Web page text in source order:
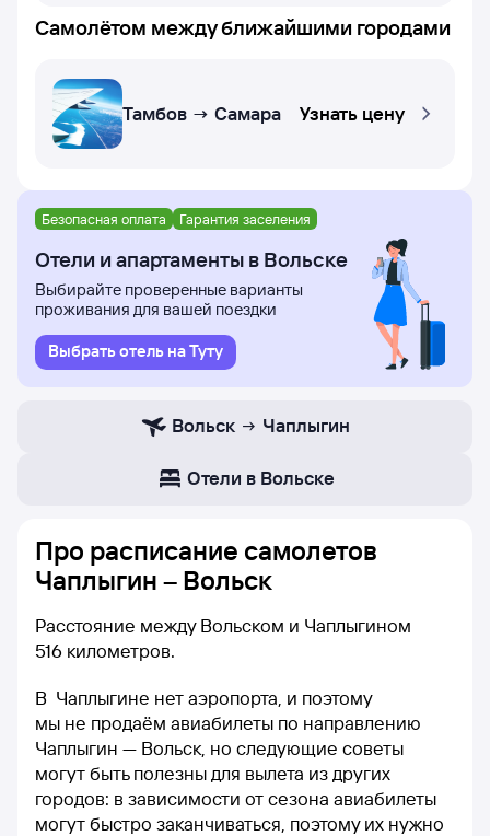
Самолётом между ближайшими городами
Тамбов → Самара Узнать цену
Безопасная оплата Гарантия заселения
Отели и апартаменты в Вольске
Выбирайте проверенные варианты
проживания для вашей поездки
Выбрать отель на Туту
Вольск Чаплыгин
Отели в Вольске
Про расписание самолетов
Чаплыгин – Вольск
Расстояние между Вольском и Чаплыгином
516 километров.
В Чаплыгине нет аэропорта, и поэтому
мы не продаём авиабилеты по направлению
Чаплыгин — Вольск, но следующие советы
могут быть полезны для вылета из других
городов: в зависимости от сезона авиабилеты
могут быстро заканчиваться, поэтому их нужно